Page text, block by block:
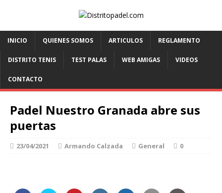
INICIO QUIENES SOMOS ARTICULOS REGLAMENTO
DISTRITO TENIS TEST PALAS WEB AMIGAS VIDEOS
CONTACTO
Padel Nuestro Granada abre sus
puertas
23/04/2021 Armando Calzada General 0